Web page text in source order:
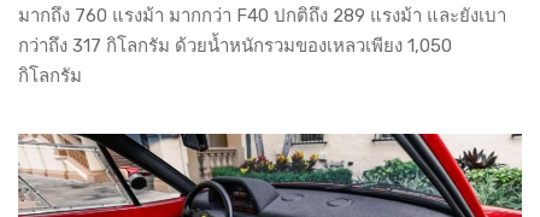
มากถึง 760 แรงม้า มากกว่า F40 ปกติถึง 289 แรงม้า และยังเบา
กว่าถึง 317 กิโลกรัม ด้วยน้ำหนักรวมของเหลวเพียง 1,050
กิโลกรัม